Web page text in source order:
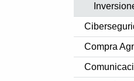
Compra